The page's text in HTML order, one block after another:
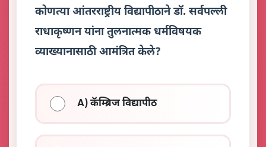
कोणत्या आंतरराष्ट्रीय विद्यापीठाने डॉ. सर्वपल्ली
राधाकृष्णन यांना तुलनात्मक धर्मविषयक
व्याख्यानासाठी आमंत्रित केले?
A) कॅम्ब्रिज विद्यापीठ